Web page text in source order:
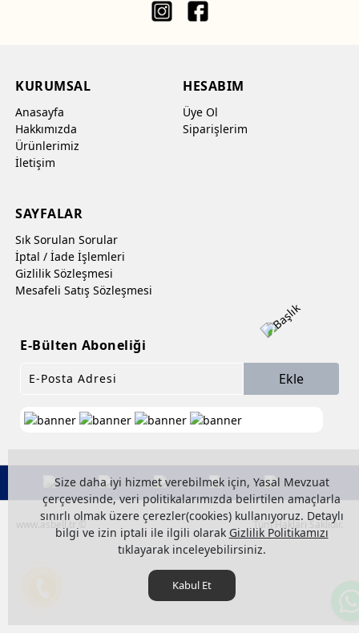
Size daha iyi hizmet verebilmek için, Yasal Mevzuat
çerçevesinde, veri politikalarımızda belirtilen amaçlarla
sınırlı olmak üzere çerezler(cookies) kullanıyoruz. Detaylı
bilgi ve izin iptali ile ilgili olarak Gizlilik Politikamızı
tıklayarak inceleyebilirsiniz.
Kabul Et
KURUMSAL
Anasayfa
Hakkımızda
Ürünlerimiz
İletişim
HESABIM
Üye Ol
Siparişlerim
SAYFALAR
Sık Sorulan Sorular
İptal / İade İşlemleri
Gizlilik Sözleşmesi
Mesafeli Satış Sözleşmesi
E-Bülten Aboneliği
Ekle
www.asbell.tr © Tüm Hakları Saklıdır.